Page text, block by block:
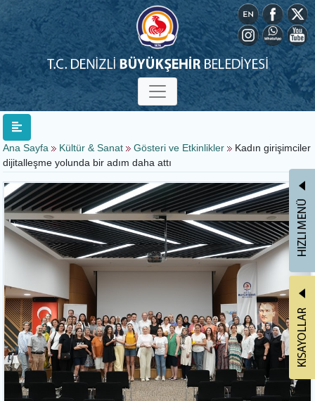
Ana Sayfa Kültür & Sanat Gösteri ve Etkinlikler
Kadın girişimciler
dijitalleşme yolunda bir adım daha attı